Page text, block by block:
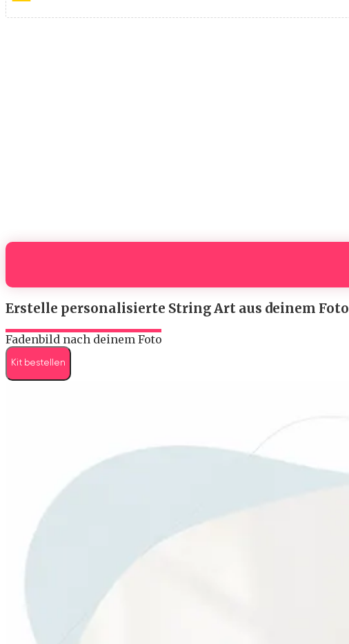
Erstelle personalisierte String Art aus deinem Foto
Fadenbild nach deinem Foto
Kit bestellen